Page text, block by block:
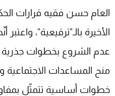
العام حسن فقيه قرارات
الأخيرة بالـ"ترقيعية"،
عدم الشروع بخطوات جذرية
منح المساعدات
خطوات أساسية تتمثّل